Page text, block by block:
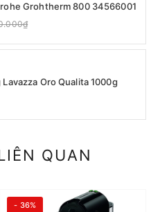
Grohtherm 800 34566001
Oro Qualita 1000g
QUAN
- 36%